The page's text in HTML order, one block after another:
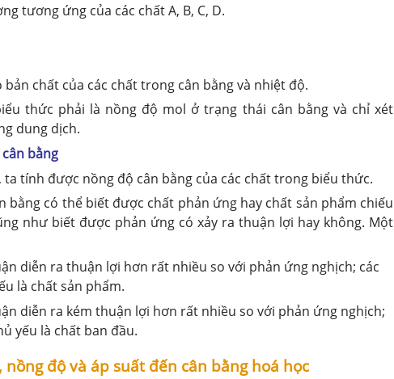
tương ứng của các chất A, B, C, D.
chất của các chất trong cân bằng và nhiệt độ.
thức phải là nồng độ mol ở trạng thái cân bằng và chỉ xét
dung dịch.
bằng
tính được nồng độ cân bằng của các chất trong biểu thức.
bằng có thể biết được chất phản ứng hay chất sản phẩm chiếu
như biết được phản ứng có xảy ra thuận lợi hay không. Một
diễn ra thuận lợi hơn rất nhiều so với phản ứng nghịch; các
là chất sản phẩm.
diễn ra kém thuận lợi hơn rất nhiều so với phản ứng nghịch;
yếu là chất ban đầu.
độ và áp suất đến cân bằng hoá học